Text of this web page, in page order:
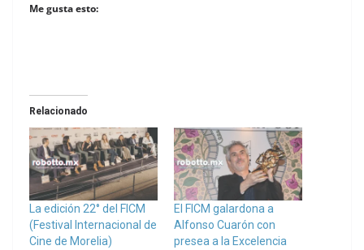
Me gusta esto:
Relacionado
La edición 22° del FICM
(Festival Internacional de
Cine de Morelia)
El FICM galardona a
Alfonso Cuarón con
presea a la Excelencia